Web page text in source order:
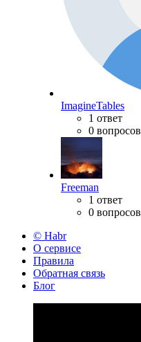
ImagineTables
1 ответ
0 вопросов
Freeman
1 ответ
0 вопросов
© Habr
О сервисе
Правила
Обратная связь
Блог